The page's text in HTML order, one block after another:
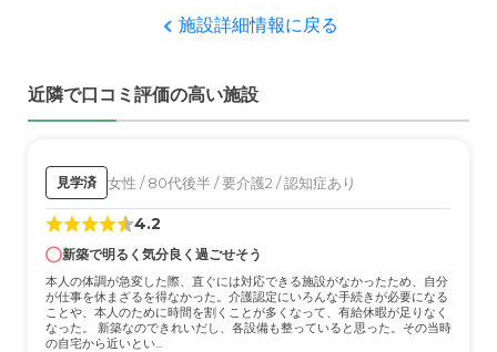
がすばらしい。スタッフの態度と対応もレベルが高く、入
居者への思いやりや尊重が感じられる。入居者が参加でき
味や興味に合った活動が提供されていて安心ができる。
入居者がどのように過ごしているかを見せてもらった時、
居心地が良さそうで、入居者同士の交流が活発だったのが
印象的だった。
外観・内装・居室・設備について
施設内外のセキュリティ対策がしっかりしていて入居者の
安全が確保されているように感じた。
施設詳細情報に戻る
近隣で口コミ評価の高い施設
見学済 女性 / 80代後半 / 要介護2 / 認知症あり
4.2
新築で明るく気分良く過ごせそう
本人の体調が急変した際、直ぐには対応できる施設がなかったため、自分
が仕事を休まざるを得なかった。介護認定にいろんな手続きが必要になる
ことや、本人のために時間を割くことが多くなって、有給休暇が足りなく
なった。 新築なのできれいだし、各設備も整っていると思った。その当時
の自宅から近いとい...